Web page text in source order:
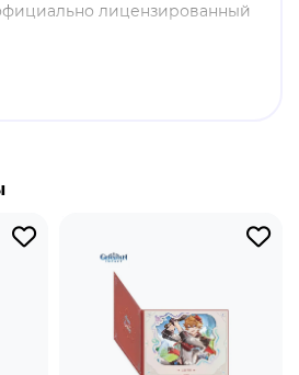
лицензированный
который является
стихией и
богом, называемым во